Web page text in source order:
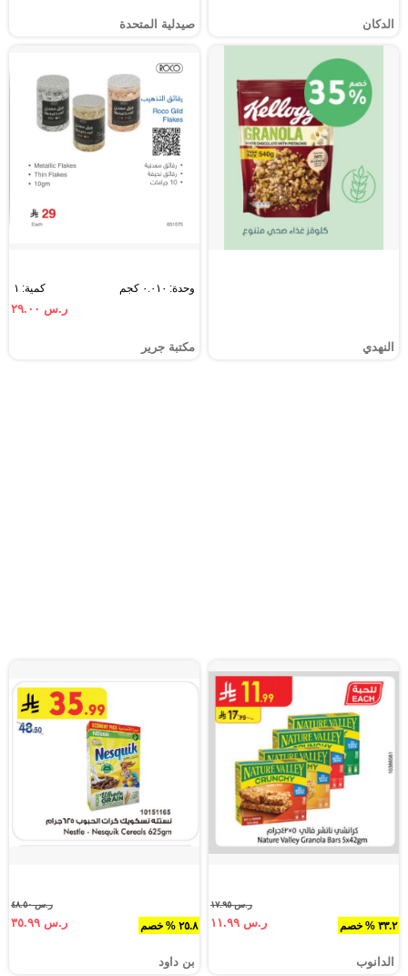
الدكان صيدلية المتحدة
النهدي
وحدة: ٠.٠١٠ كجم كمية: ١
ر.س ٢٩.٠٠
مكتبة جرير
٣٣.٢ % خصم
ر.س ١٧.٩٥
ر.س ١١.٩٩
الدانوب
٢٥.٨ % خصم
ر.س ٤٨.٥٠
ر.س ٣٥.٩٩
بن داود